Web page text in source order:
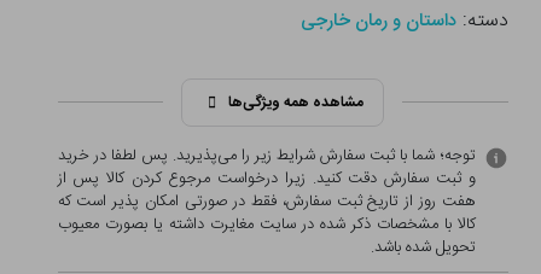
دسته:داستان و رمان خارجی
مشاهده همه ویژگی‌ها
توجه؛ شما با ثبت سفارش شرایط زیر را می‌پذیرید. پس لطفا در خرید
و ثبت سفارش دقت کنید. زیرا درخواست مرجوع کردن کالا پس از
هفت روز از تاریخ ثبت سفارش، فقط در صورتی امکان پذیر است که
کالا با مشخصات ذکر شده در سایت مغایرت داشته یا بصورت معيوب
تحویل شده باشد.